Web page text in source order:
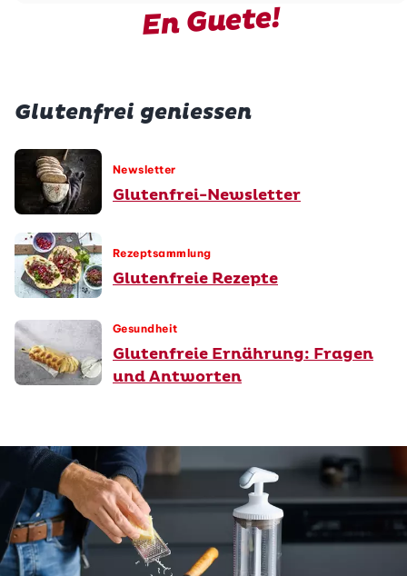
En Guete!
Glutenfrei geniessen
Newsletter
Glutenfrei-Newsletter
Rezeptsammlung
Glutenfreie Rezepte
Gesundheit
Glutenfreie Ernährung: Fragen
und Antworten